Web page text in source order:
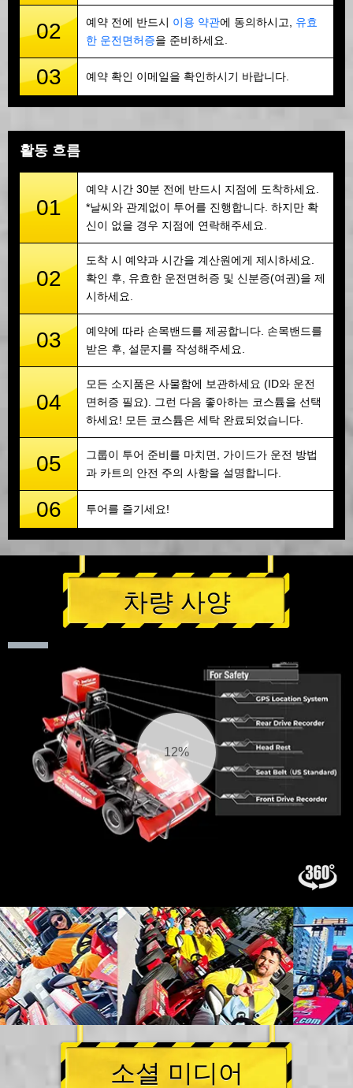
02 예약 전에 반드시 이용 약관에 동의하시고, 유효
한 운전면허증을 준비하세요.
03 예약 확인 이메일을 확인하시기 바랍니다.
활동 흐름
01
예약 시간 30분 전에 반드시 지점에 도착하세요.
*날씨와 관계없이 투어를 진행합니다. 하지만 확
신이 없을 경우 지점에 연락해주세요.
02
도착 시 예약과 시간을 계산원에게 제시하세요.
확인 후, 유효한 운전면허증 및 신분증(여권)을 제
시하세요.
03
예약에 따라 손목밴드를 제공합니다. 손목밴드를
받은 후, 설문지를 작성해주세요.
04
모든 소지품은 사물함에 보관하세요 (ID와 운전
면허증 필요). 그런 다음 좋아하는 코스튬을 선택
하세요! 모든 코스튬은 세탁 완료되었습니다.
05
그룹이 투어 준비를 마치면, 가이드가 운전 방법
과 카트의 안전 주의 사항을 설명합니다.
06 투어를 즐기세요!
차량 사양
13%
소셜 미디어